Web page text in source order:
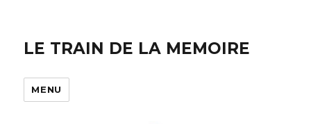
LE TRAIN DE LA MEMOIRE
MENU